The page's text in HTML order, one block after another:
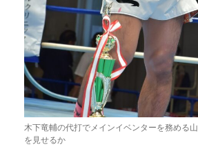
木下竜輔の代打でメインイベンターを務める
を見せるか